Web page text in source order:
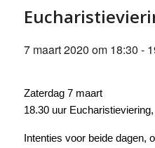
7 maart 2020 om 18:30 -
Zaterdag 7 maart
18.30 uur
Intenties voor beide dagen,